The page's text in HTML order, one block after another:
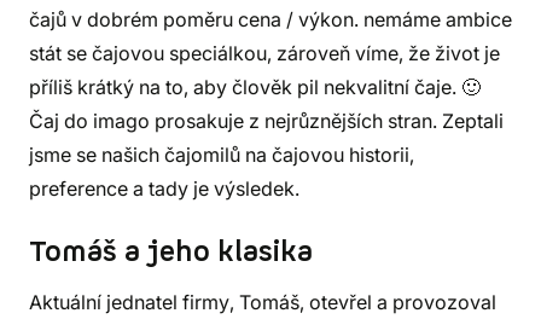
čajů v dobrém poměru cena / výkon. nemáme ambice
stát se čajovou speciálkou, zároveň víme, že život je
příliš krátký na to, aby člověk pil nekvalitní čaje. 🙂
Čaj do imago prosakuje z nejrůznějších stran. Zeptali
jsme se našich čajomilů na čajovou historii,
preference a tady je výsledek.
Tomáš a jeho klasika
Aktuální jednatel firmy, Tomáš, otevřel a provozoval